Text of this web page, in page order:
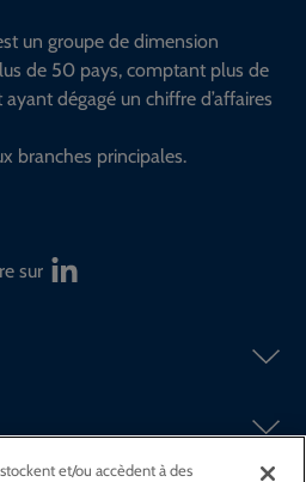
un groupe de dimension
de 50 pays, comptant plus de
dégagé un chiffre d’affaires
branches principales.
sur
et/ou accèdent à des